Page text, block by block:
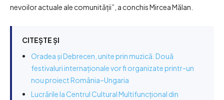
nevoilor actuale ale comunității”, a conchis Mircea Mălan.
CITEȘTE ȘI
Oradea și Debrecen, unite prin muzică. Două
festivaluri internaționale vor fi organizate printr-un
nou proiect România–Ungaria
Lucrările la Centrul Cultural Multifuncțional din